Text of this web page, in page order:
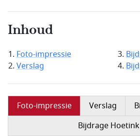
Inhoud
Foto-impressie
Verslag
Foto-impressie Verslag
Bijdrage Hoetink